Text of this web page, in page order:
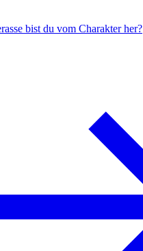
bist du vom Charakter her?